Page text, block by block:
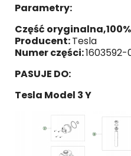
Parametry:
Część
Producent:Tesla
Numer części:
PASUJE DO:
Tesla Model 3 Y